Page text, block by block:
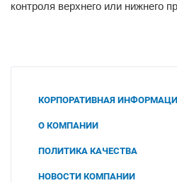
контроля верхнего или нижнего
КОРПОРАТИВНАЯ
О КОМПАНИИ
ПОЛИТИКА КАЧЕСТВА
НОВОСТИ КОМПАНИИ